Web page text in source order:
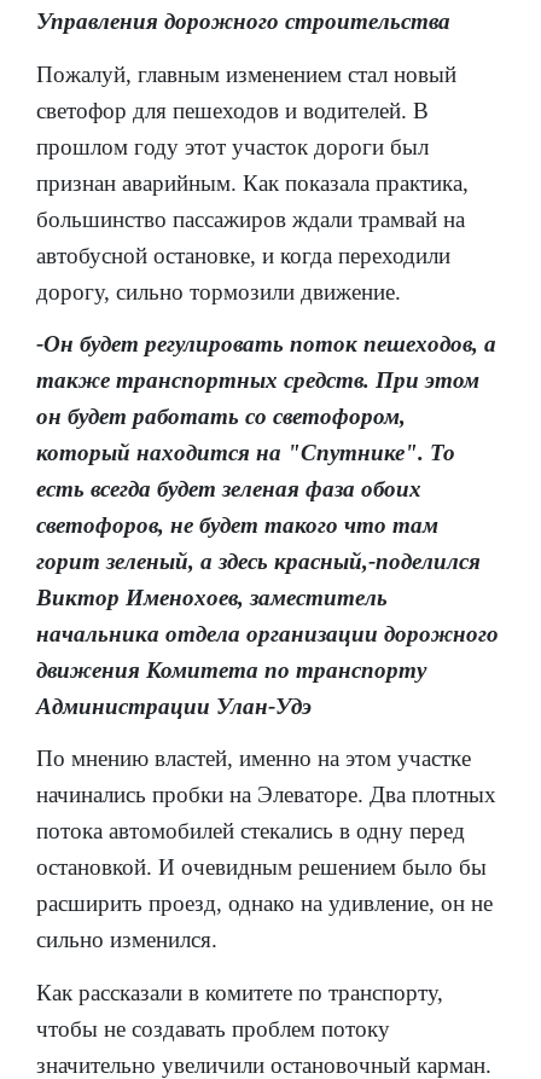
Управления дорожного строительства
Пожалуй, главным изменением стал новый
светофор для пешеходов и водителей. В
прошлом году этот участок дороги был
признан аварийным. Как показала практика,
большинство пассажиров ждали трамвай на
автобусной остановке, и когда переходили
дорогу, сильно тормозили движение.
-Он будет регулировать поток пешеходов, а
также транспортных средств. При этом
он будет работать со светофором,
который находится на "Спутнике". То
есть всегда будет зеленая фаза обоих
светофоров, не будет такого что там
горит зеленый, а здесь красный,-поделился
Виктор Именохоев, заместитель
начальника отдела организации дорожного
движения Комитета по транспорту
Администрации Улан-Удэ
По мнению властей, именно на этом участке
начинались пробки на Элеваторе. Два плотных
потока автомобилей стекались в одну перед
остановкой. И очевидным решением было бы
расширить проезд, однако на удивление, он не
сильно изменился.
Как рассказали в комитете по транспорту,
чтобы не создавать проблем потоку
значительно увеличили остановочный карман.